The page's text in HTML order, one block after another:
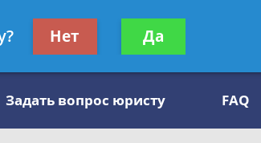
Получите консультацию
бесплатно
Задать вопрос юристу FAQ
Нет Да